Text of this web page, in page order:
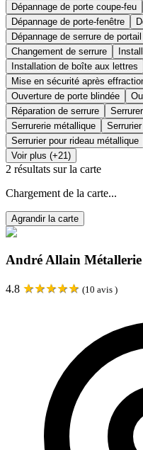
Dépannage de porte coupe-feu
Dépannage de porte-fenêtre
Dépannage de serrure de portail
Changement de serrure
Installation de boîte aux lettres
Mise en sécurité après
Ouverture de porte blindée
Réparation de serrure
Serrurerie métallique
Serrurier pour rideau métallique
Voir plus (+21)
2 résultats sur la carte
Chargement de la carte...
Agrandir la carte
André Allain Métallerie
4.8 ★★★★★ (10 avis )